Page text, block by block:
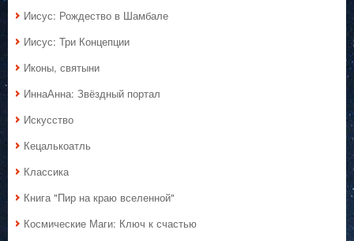
Иисус: Рождество в Шамбале
Иисус: Три Концепции
Иконы, святыни
ИннаАнна: Звёздный портал
Искусство
Кецалькоатль
Классика
Книга "Пир на краю вселенной"
Космические Маги: Ключ к счастью